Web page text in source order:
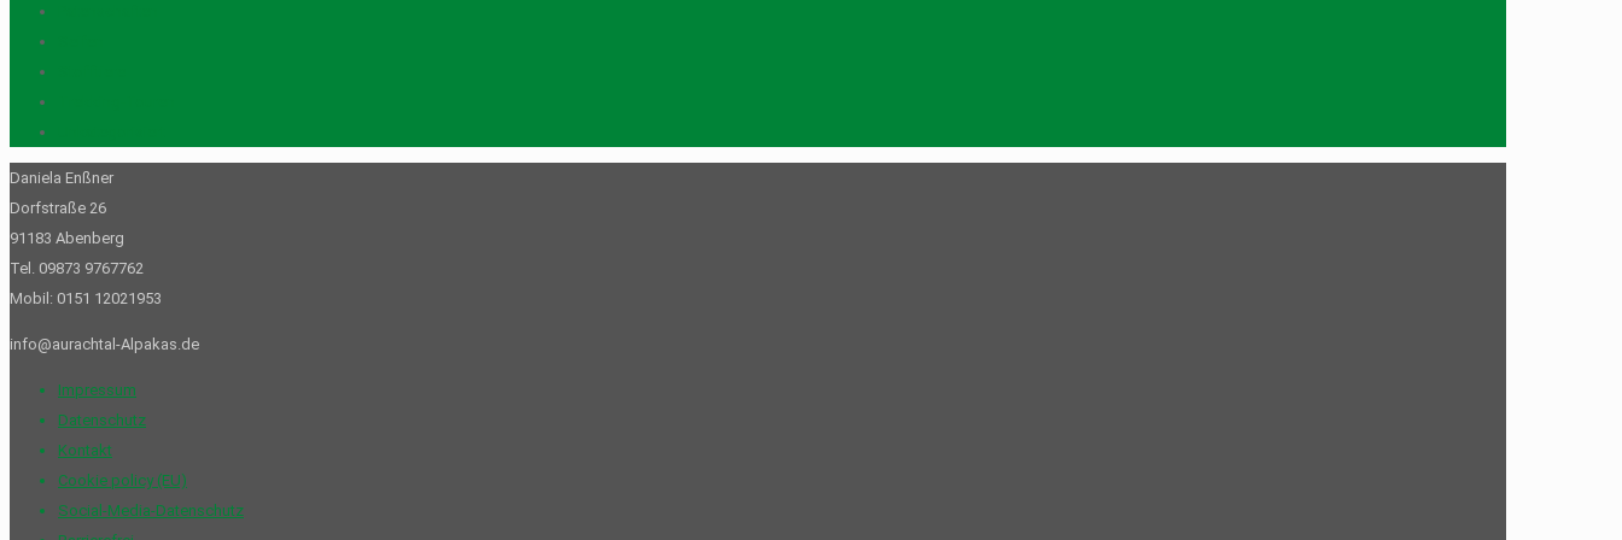
Daniela Enßner
Dorfstraße 26
91183 Abenberg
Tel. 09873 9767762
Mobil: 0151 12021953
info@aurachtal-Alpakas.de
Impressum
Datenschutz
Kontakt
Cookie policy (EU)
Social-Media-Datenschutz